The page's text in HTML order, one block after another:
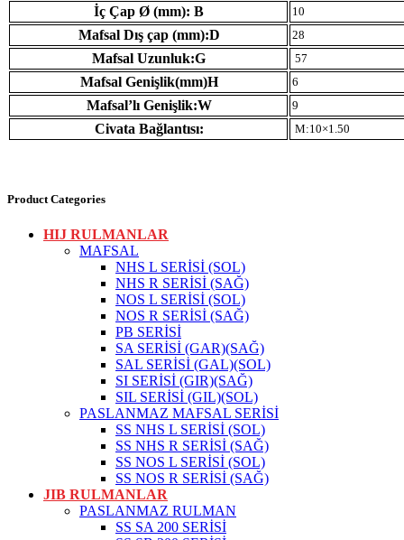
İç Çap Ø (mm): B 10
Mafsal Dış çap (mm):D 28
Mafsal Uzunluk:G 57
Mafsal Genişlik(mm)H 6
Mafsal’lı Genişlik:W 9
Civata Bağlantısı: M:10×1.50
Product Categories
HIJ RULMANLAR
MAFSAL
NHS L SERİSİ (SOL)
NHS R SERİSİ (SAĞ)
NOS L SERİSİ (SOL)
NOS R SERİSİ (SAĞ)
PB SERİSİ
SA SERİSİ (GAR)(SAĞ)
SAL SERİSİ (GAL)(SOL)
SI SERİSİ (GIR)(SAĞ)
SIL SERİSİ (GIL)(SOL)
PASLANMAZ MAFSAL SERİSİ
SS NHS L SERİSİ (SOL)
SS NHS R SERİSİ (SAĞ)
SS NOS L SERİSİ (SOL)
SS NOS R SERİSİ (SAĞ)
JIB RULMANLAR
PASLANMAZ RULMAN
SS SA 200 SERİSİ